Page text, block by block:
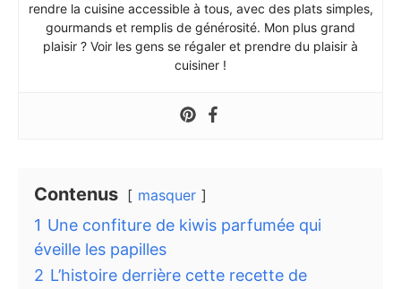
rendre la cuisine accessible à tous, avec des plats simples,
gourmands et remplis de générosité. Mon plus grand
plaisir ? Voir les gens se régaler et prendre du plaisir à
cuisiner !
Contenus masquer
1 Une confiture de kiwis parfumée qui
éveille les papilles
2 L’histoire derrière cette recette de